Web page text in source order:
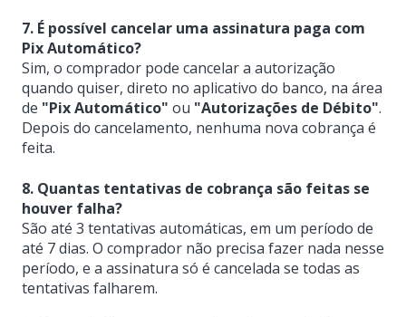
7. É possível cancelar uma assinatura paga com
Pix Automático?
Sim, o comprador pode cancelar a autorização
quando quiser, direto no aplicativo do banco, na área
de "Pix Automático" ou "Autorizações de Débito".
Depois do cancelamento, nenhuma nova cobrança é
feita.
8. Quantas tentativas de cobrança são feitas se
houver falha?
São até 3 tentativas automáticas, em um período de
até 7 dias. O comprador não precisa fazer nada nesse
período, e a assinatura só é cancelada se todas as
tentativas falharem.